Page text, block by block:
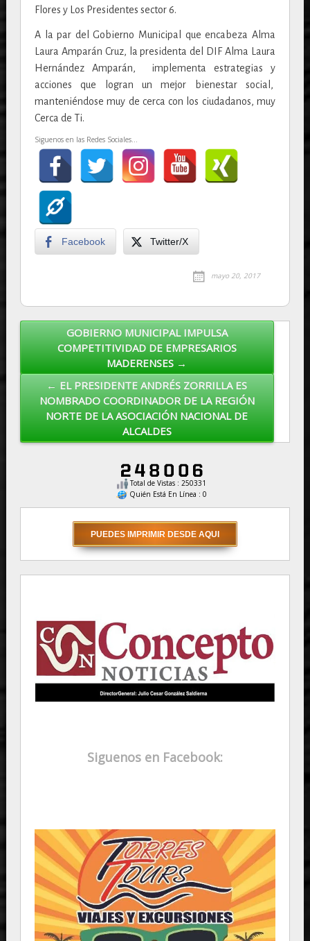
Flores y Los Presidentes sector 6.
A la par del Gobierno Municipal que encabeza Alma
Laura Amparán Cruz, la presidenta del DIF Alma Laura
Hernández Amparán, implementa estrategias y
acciones que logran un mejor bienestar social,
manteniéndose muy de cerca con los ciudadanos, muy
Cerca de Ti.
Siguenos en las Redes Sociales...
Facebook Twitter/X
mayo 20, 2017
Post navigation
GOBIERNO MUNICIPAL IMPULSA
COMPETITIVIDAD DE EMPRESARIOS
MADERENSES →
← EL PRESIDENTE ANDRÉS ZORRILLA ES
NOMBRADO COORDINADOR DE LA REGIÓN
NORTE DE LA ASOCIACIÓN NACIONAL DE
ALCALDES
Total de Vistas : 250331
Quién Está En Línea : 0
Siguenos en Facebook: